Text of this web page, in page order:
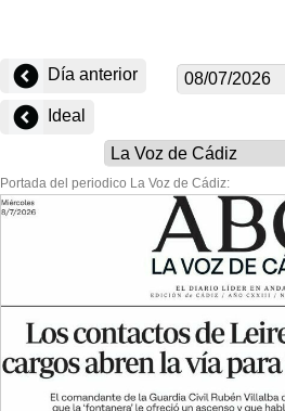
Día anterior
Ideal
Portada del periodico La Voz de Cádiz: